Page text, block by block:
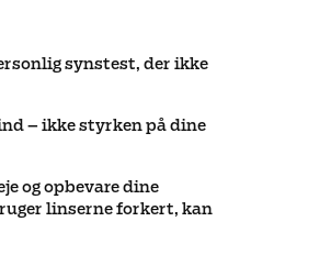
synstest, der ikke
– ikke styrken på dine
og opbevare dine
linserne forkert, kan